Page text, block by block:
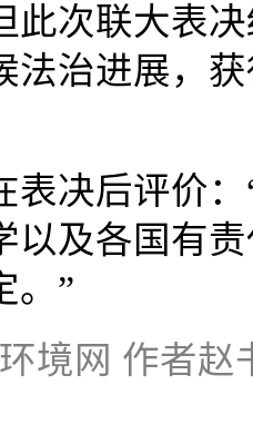
此次联大表
法治进展，
表决后评价
以及各国有
。”
环境网 作者